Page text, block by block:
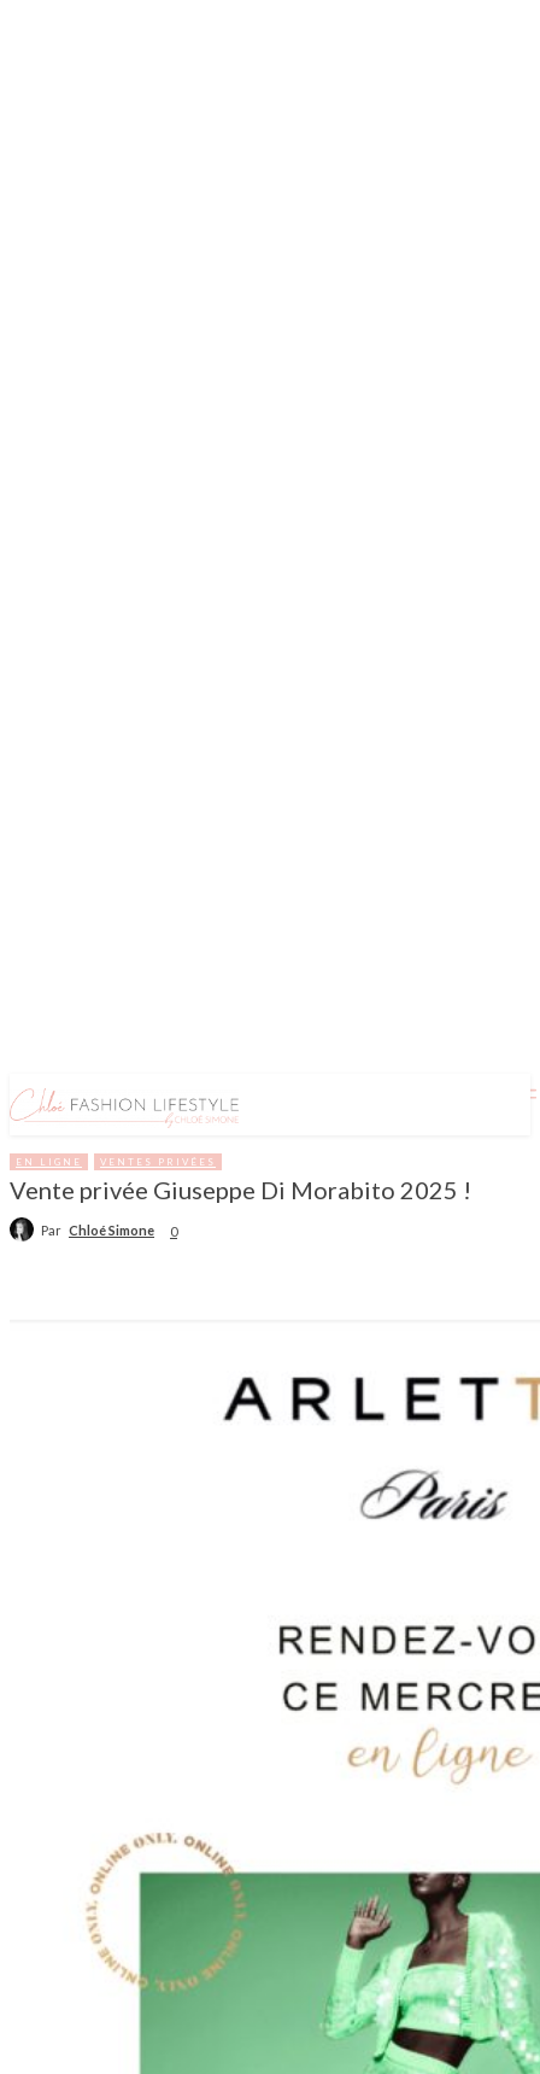
EN LIGNE VENTES PRIVÉES
Vente privée Giuseppe Di Morabito 2025 !
Par Chloé Simone 0